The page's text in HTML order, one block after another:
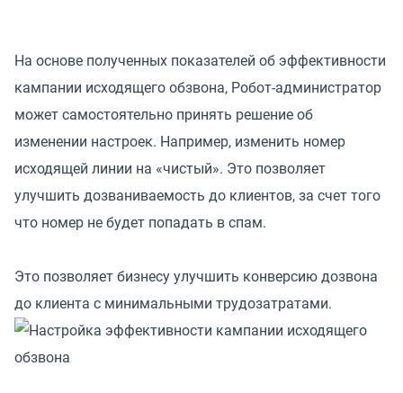
На основе полученных показателей об эффективности
кампании исходящего обзвона, Робот-администратор
может самостоятельно принять решение об
изменении настроек. Например, изменить номер
исходящей линии на «чистый». Это позволяет
улучшить дозваниваемость до клиентов, за счет того
что номер не будет попадать в спам.
Это позволяет бизнесу улучшить конверсию дозвона
до клиента с минимальными трудозатратами.